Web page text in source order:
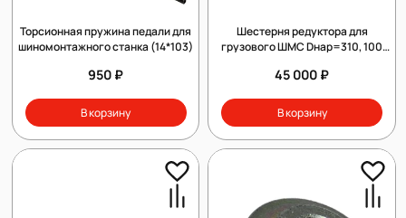
Торсионная пружина педали для
шиномонтажного станка (14*103)
950 ₽
В корзину
Шестерня редуктора для
грузового ШМС Dнар=310, 100
45 000 ₽
В корзину